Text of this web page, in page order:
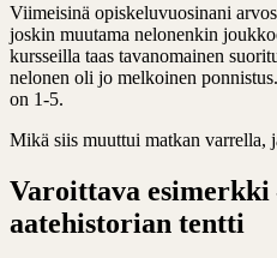
Viimeisinä opiskeluvuosinani
joskin muutama nelonenkin
kursseilla taas tavanomainen
nelonen oli jo melkoinen
on 1-5.
Mikä siis muuttui matkan varrella,
Varoittava esimerkki
aatehistorian tentti